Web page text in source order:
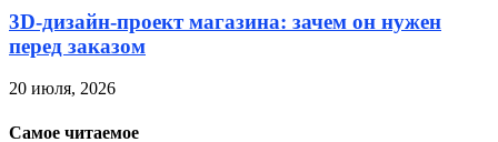
3D-дизайн-проект магазина: зачем он нужен
перед заказом
20 июля, 2026
Самое читаемое